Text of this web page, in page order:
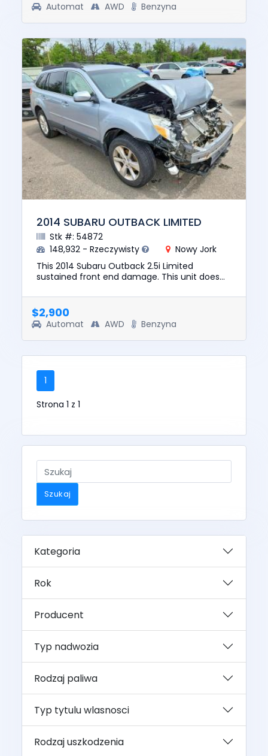
Automat AWD Benzyna
2014 SUBARU OUTBACK LIMITED
Stk #: 54872
148,932 - Rzeczywisty
Nowy Jork
This 2014 Subaru Outback 2.5i Limited
sustained front end damage. This unit does
of this vehicle was $10...
$2,900
Automat AWD Benzyna
1
Strona 1 z 1
Szukaj
Kategoria
Rok
Producent
Typ nadwozia
Rodzaj paliwa
Typ tytulu wlasnosci
Rodzaj uszkodzenia